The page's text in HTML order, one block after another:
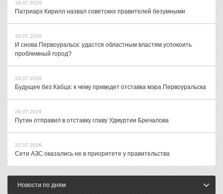
16.07.2026
Патриарх Кирилл назвал советских правителей безумными
10.07.2026
И снова Первоуральск: удастся областным властям успокоить
проблемный город?
23.07.2026
Будущее без Кабца: к чему приведет отставка мэра Первоуральска
29.07.2026
Путин отправил в отставку главу Удмуртии Бречалова
22.07.2026
Сети АЗС оказались не в приоритете у правительства
Новости по дням